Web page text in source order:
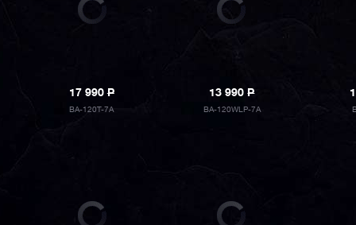
17 990P
BA-120T-7A
13 990P
BA-120WLP-7A